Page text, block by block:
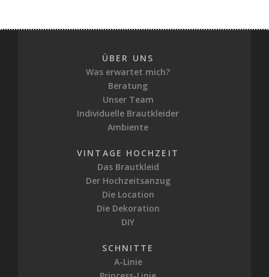
ÜBER UNS
Was erwartet mich?
Beratung
Unser Team
Individuelle Brautkleider
Ambiente
VINTAGE HOCHZEIT
Das Brautkleid
Der Hochzeitsanzug
Die Location
Die Dekoration
DIY
SCHNITTE
A-Linie